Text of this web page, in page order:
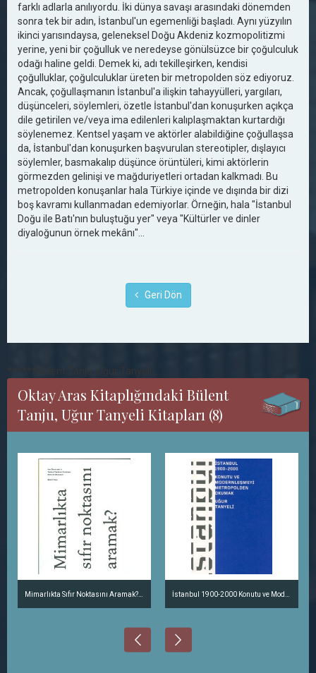
farklı adlarla anılıyordu. İki dünya savaşı arasındaki dönemden
sonra tek bir adın, İstanbul'un egemenliği başladı. Aynı yüzyılın
ikinci yarısındaysa, geleneksel Doğu Akdeniz kozmopolitizmi
yerine, yeni bir çoğulluk ve neredeyse gönülsüzce bir çoğulculuk
odağı haline geldi. Demek ki, adı tekilleşirken, kendisi
çoğulluklar, çoğulculuklar üreten bir metropolden söz ediyoruz.
Ancak, çoğullaşmanın İstanbul'a ilişkin tahayyülleri, yargıları,
düşünceleri, söylemleri, özetle İstanbul'dan konuşurken açıkça
dile getirilen ve/veya ima edilenleri kalıplaşmaktan kurtardığı
söylenemez. Kentsel yaşam ve aktörler alabildiğine çoğullaşsa
da, İstanbul'dan konuşurken başvurulan stereotipler, dışlayıcı
söylemler, basmakalıp düşünce örüntüleri, kimi aktörlerin
görmezden gelinişi ve mağduriyetleri ortadan kalkmadı. Bu
metropolden konuşanlar hala Türkiye içinde ve dışında bir dizi
boş kavramı kullanmadan edemiyorlar. Örneğin, hala "İstanbul
Doğu ile Batı'nın buluştuğu yer" veya "Kültürler ve dinler
diyaloğunun örnek mekânı"...
Geri Dön
******Bülent Tanju, Uğur Tanyeli
Oktay Aras Kitaplığındaki Bülent
Tanju, Uğur Tanyeli Kitapları (8)